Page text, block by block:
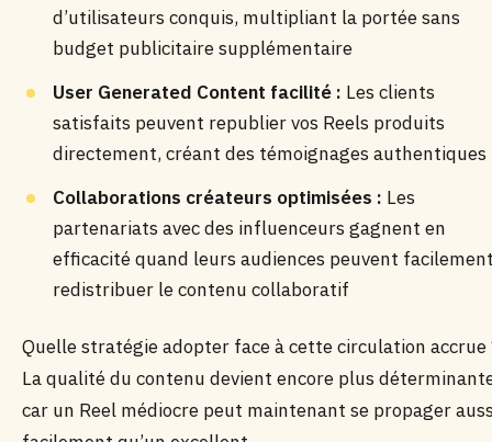
d’utilisateurs conquis, multipliant la portée sans
budget publicitaire supplémentaire
User Generated Content facilité : Les clients
satisfaits peuvent republier vos Reels produits
directement, créant des témoignages authentiques
Collaborations créateurs optimisées : Les
partenariats avec des influenceurs gagnent en
efficacité quand leurs audiences peuvent
redistribuer le contenu collaboratif
Quelle stratégie adopter face à cette circulation accrue
La qualité du contenu devient encore plus
car un Reel médiocre peut maintenant se propager